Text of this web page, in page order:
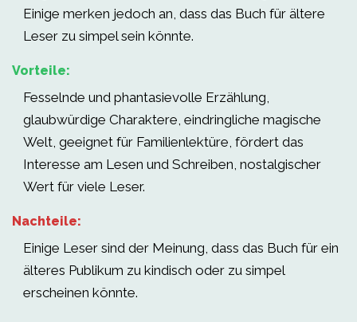
Einige merken jedoch an, dass das Buch für ältere
Leser zu simpel sein könnte.
Vorteile:
Fesselnde und phantasievolle Erzählung,
glaubwürdige Charaktere, eindringliche magische
Welt, geeignet für Familienlektüre, fördert das
Interesse am Lesen und Schreiben, nostalgischer
Wert für viele Leser.
Nachteile:
Einige Leser sind der Meinung, dass das Buch für ein
älteres Publikum zu kindisch oder zu simpel
erscheinen könnte.